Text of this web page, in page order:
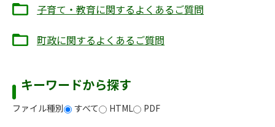
子育て・教育に関するよくあるご質問
町政に関するよくあるご質問
キーワードから探す
ファイル種別 すべて HTML PDF